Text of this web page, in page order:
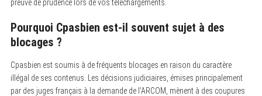
preuve de prudence lors de vos téléchargements.
Pourquoi Cpasbien est-il souvent sujet à des
blocages ?
Cpasbien est soumis à de fréquents blocages en raison du caractère
illégal de ses contenus. Les décisions judiciaires, émises principalement
par des juges français à la demande de l’ARCOM, mènent à des coupures